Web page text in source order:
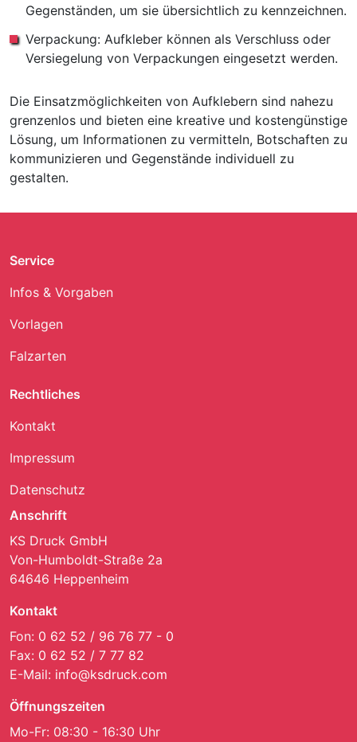
Gegenständen, um sie übersichtlich zu kennzeichnen.
Verpackung: Aufkleber können als Verschluss oder
Versiegelung von Verpackungen eingesetzt werden.
Die Einsatzmöglichkeiten von Aufklebern sind nahezu
grenzenlos und bieten eine kreative und kostengünstige
Lösung, um Informationen zu vermitteln, Botschaften zu
kommunizieren und Gegenstände individuell zu
gestalten.
Service
Infos & Vorgaben
Vorlagen
Falzarten
Rechtliches
Kontakt
Impressum
Datenschutz
Anschrift
KS Druck GmbH
Von-Humboldt-Straße 2a
64646 Heppenheim
Kontakt
Fon: 0 62 52 / 96 76 77 - 0
Fax: 0 62 52 / 7 77 82
E-Mail: info@ksdruck.com
Öffnungszeiten
Mo-Fr: 08:30 - 16:30 Uhr